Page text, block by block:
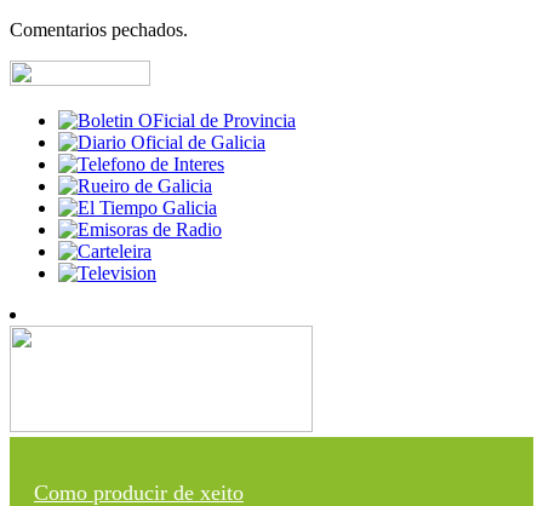
Comentarios pechados.
Como producir de xeito